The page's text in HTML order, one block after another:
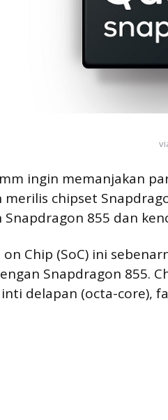
ingin memanjakan
merilis chipset
Snapdragon 855 dan
on Chip (SoC) ini
Snapdragon 855.
delapan (octa-core),